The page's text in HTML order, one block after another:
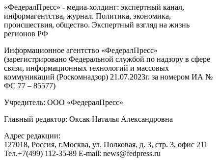
«ФедералПресс» - медиа-холдинг: экспертный канал,
информагентства, журнал. Политика, экономика,
происшествия, общество. Экспертный взгляд на жизнь
регионов РФ
Информационное агентство «ФедералПресс»
(зарегистрировано Федеральной службой по надзору в сфере
связи, информационных технологий и массовых
коммуникаций (Роскомнадзор) 21.07.2023г. за номером ИА №
ФС 77 – 85577)
Учредитель: ООО «ФедералПресс»
Главный редактор: Оксак Наталья Александровна
Адрес редакции:
127018, Россия, г.Москва, ул. Полковая, д. 3, стр. 3, офис 211
Тел.+7(499) 112-35-89 E-mail: news@fedpress.ru